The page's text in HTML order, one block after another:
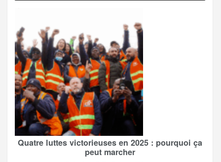
Quatre luttes victorieuses en 2025 : pourquoi ça
peut marcher